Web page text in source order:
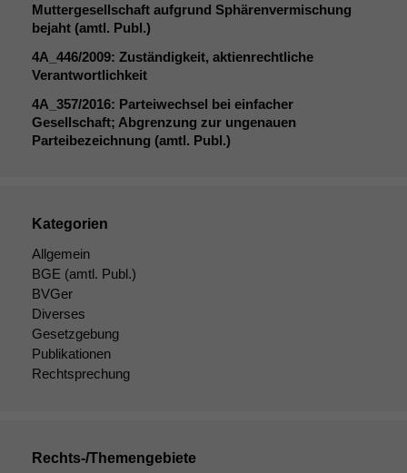
Muttergesellschaft aufgrund Sphärenvermischung
bejaht (amtl. Publ.)
4A_446/2009: Zuständigkeit, aktienrechtliche
Verantwortlichkeit
4A_357/2016: Parteiwechsel bei einfacher
Gesellschaft; Abgrenzung zur ungenauen
Parteibezeichnung (amtl. Publ.)
Kategorien
Allgemein
BGE (amtl. Publ.)
BVGer
Diverses
Gesetzgebung
Publikationen
Rechtsprechung
Rechts-/Themengebiete
Marketing
um interne
marketingtechnische